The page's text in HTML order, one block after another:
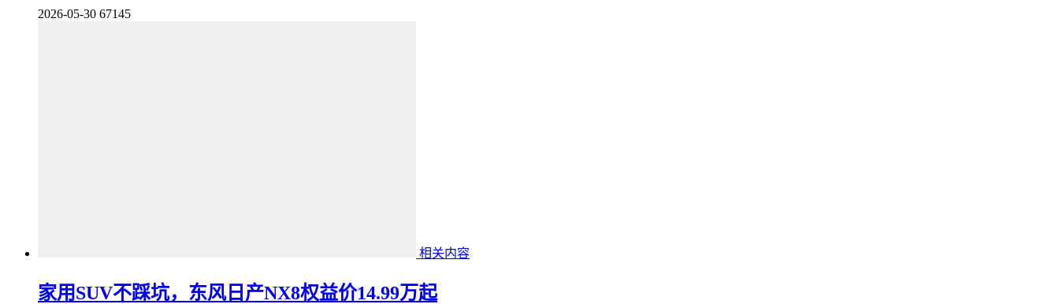
2026-05-30 67145
相关内容
家用SUV不踩坑，东风日产NX8权益价14.99万起